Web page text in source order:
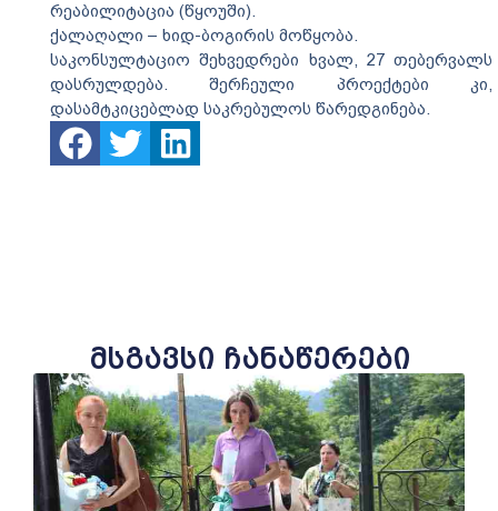
რეაბილიტაცია (წყოუში).
ქალაღალი – ხიდ-ბოგირის მოწყობა.
საკონსულტაციო შეხვედრები ხვალ, 27 თებერვალს
დასრულდება. შერჩეული პროექტები კი,
დასამტკიცებლად საკრებულოს წარედგინება.
მსგავსი ჩანაწერები